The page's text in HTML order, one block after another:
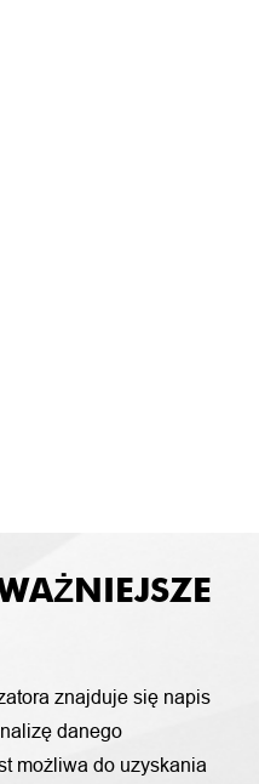
znajduje się napis
danego
możliwa do uzyskania